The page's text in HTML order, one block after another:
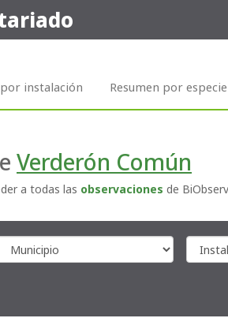
instalación Resumen por especie
Verderón Común
a todas las observaciones de